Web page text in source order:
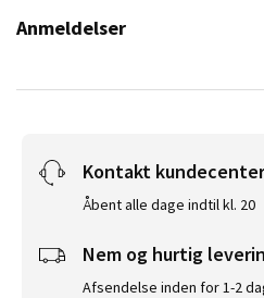
Anmeldelser
Kontakt
Åbent alle dage indtil kl. 20
Nem og hurtig
Afsendelse inden for 1-2